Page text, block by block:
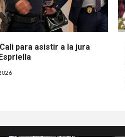
para asistir a la jura